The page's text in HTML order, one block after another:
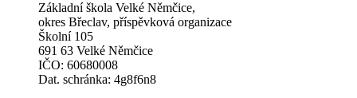
Základní škola Velké Němčice,
okres Břeclav, příspěvková organizace
Školní 105
691 63 Velké Němčice
IČO: 60680008
Dat. schránka: 4g8f6n8